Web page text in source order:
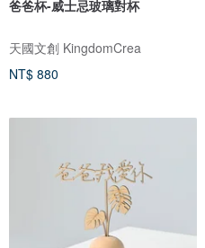
爸爸杯-威士忌玻璃對杯
天國文創 KingdomCrea
NT$ 880